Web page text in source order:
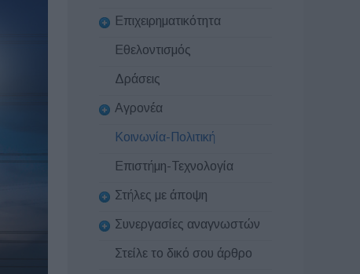
Επιχειρηματικότητα
Εθελοντισμός
Δράσεις
Αγρονέα
Κοινωνία-Πολιτική
Επιστήμη-Τεχνολογία
Στήλες με άποψη
Συνεργασίες αναγνωστών
Στείλε το δικό σου άρθρο